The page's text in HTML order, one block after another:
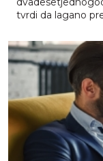
U svetu gde
tvrdi da lagano